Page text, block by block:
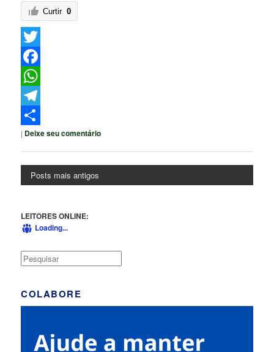
Curtir 0
Twitter
Facebook
WhatsApp
Telegram
Share
| Deixe seu comentário
Posts mais antigos
LEITORES ONLINE:
Loading...
Pesquisar
COLABORE